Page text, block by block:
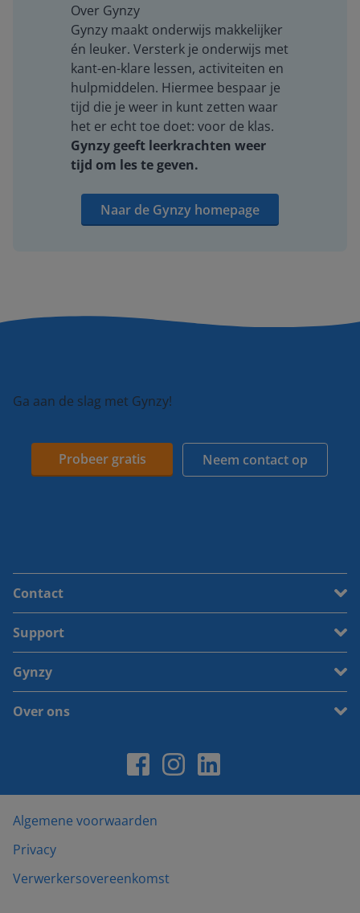
Over Gynzy
Gynzy maakt onderwijs makkelijker
én leuker. Versterk je onderwijs met
kant-en-klare lessen, activiteiten en
hulpmiddelen. Hiermee bespaar je
tijd die je weer in kunt zetten waar
het er echt toe doet: voor de klas.
Gynzy geeft leerkrachten weer
tijd om les te geven.
Naar de Gynzy homepage
Ga aan de slag met Gynzy!
Probeer gratis Neem contact op
Contact
Support
Gynzy
Over ons
Algemene voorwaarden
Privacy
Verwerkersovereenkomst